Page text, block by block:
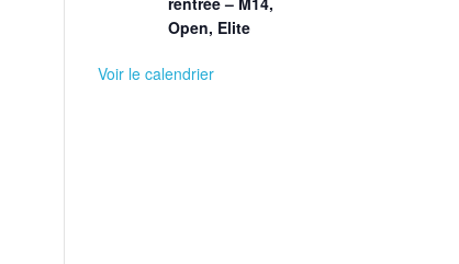
Open, Elite
Voir le calendrier